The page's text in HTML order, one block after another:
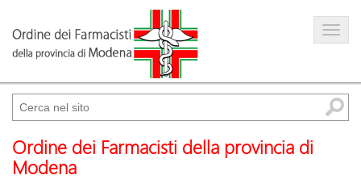
Amministrazione trasparente
Cerca
Ordine dei Farmacisti della provincia di
Modena